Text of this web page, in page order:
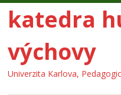
katedra
výchovy
Univerzita Karlova,